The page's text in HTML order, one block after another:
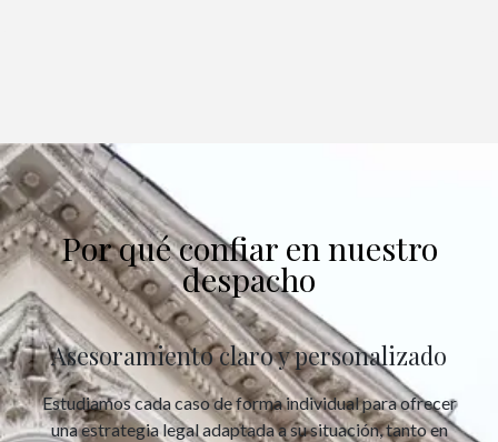
Por qué confiar en nuestro
despacho
Asesoramiento claro y personalizado
Estudiamos cada caso de forma individual para ofrecer
una estrategia legal adaptada a su situación, tanto en